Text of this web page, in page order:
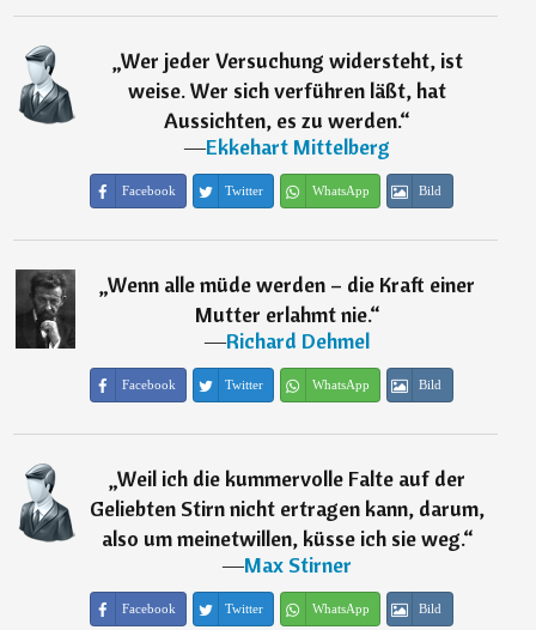
„Wer jeder Versuchung widersteht, ist
weise. Wer sich verführen läßt, hat
Aussichten, es zu werden.“
―Ekkehart Mittelberg
Facebook Twitter WhatsApp Bild
„Wenn alle müde werden – die Kraft einer
Mutter erlahmt nie.“
―Richard Dehmel
Facebook Twitter WhatsApp Bild
„Weil ich die kummervolle Falte auf der
Geliebten Stirn nicht ertragen kann, darum,
also um meinetwillen, küsse ich sie weg.“
―Max Stirner
Facebook Twitter WhatsApp Bild